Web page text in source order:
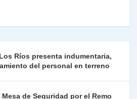
er e
n
y
n
k
l
l
Ríos presenta indumentaria,
del personal en terreno
de Seguridad por el Remo